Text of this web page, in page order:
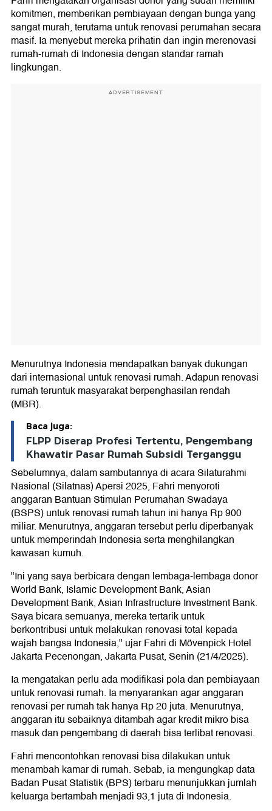
komitmen, memberikan pembiayaan dengan bunga yang
sangat murah, terutama untuk renovasi perumahan secara
masif. Ia menyebut mereka prihatin dan ingin merenovasi
rumah-rumah di Indonesia dengan standar ramah
lingkungan.
ADVERTISEMENT
Menurutnya Indonesia mendapatkan banyak dukungan
dari internasional untuk renovasi rumah. Adapun renovasi
rumah teruntuk masyarakat berpenghasilan rendah
(MBR).
Baca juga:
FLPP Diserap Profesi Tertentu, Pengembang
Khawatir Pasar Rumah Subsidi Terganggu
Sebelumnya, dalam sambutannya di acara Silaturahmi
Nasional (Silatnas) Apersi 2025, Fahri menyoroti
anggaran Bantuan Stimulan Perumahan Swadaya
(BSPS) untuk renovasi rumah tahun ini hanya Rp 900
miliar. Menurutnya, anggaran tersebut perlu diperbanyak
untuk memperindah Indonesia serta menghilangkan
kawasan kumuh.
"Ini yang saya berbicara dengan lembaga-lembaga donor
World Bank, Islamic Development Bank, Asian
Development Bank, Asian Infrastructure Investment Bank.
Saya bicara semuanya, mereka tertarik untuk
berkontribusi untuk melakukan renovasi total kepada
wajah bangsa Indonesia," ujar Fahri di Mövenpick Hotel
Jakarta Pecenongan, Jakarta Pusat, Senin (21/4/2025).
Ia mengatakan perlu ada modifikasi pola dan pembiayaan
untuk renovasi rumah. Ia menyarankan agar anggaran
renovasi per rumah tak hanya Rp 20 juta. Menurutnya,
anggaran itu sebaiknya ditambah agar kredit mikro bisa
masuk dan pengembang di daerah bisa terlibat renovasi.
Fahri mencontohkan renovasi bisa dilakukan untuk
menambah kamar di rumah. Sebab, ia mengungkap data
Badan Pusat Statistik (BPS) terbaru menunjukkan jumlah
keluarga bertambah menjadi 93,1 juta di Indonesia.